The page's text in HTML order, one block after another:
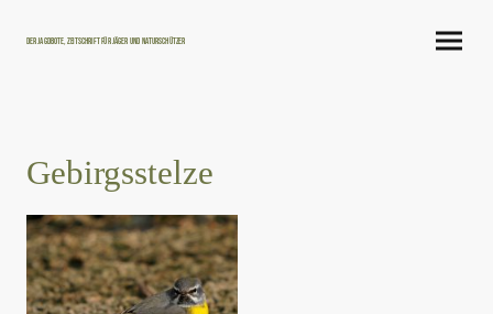
Der Jagdbote, Zeitschrift für Jäger und Naturschützer
Gebirgsstelze